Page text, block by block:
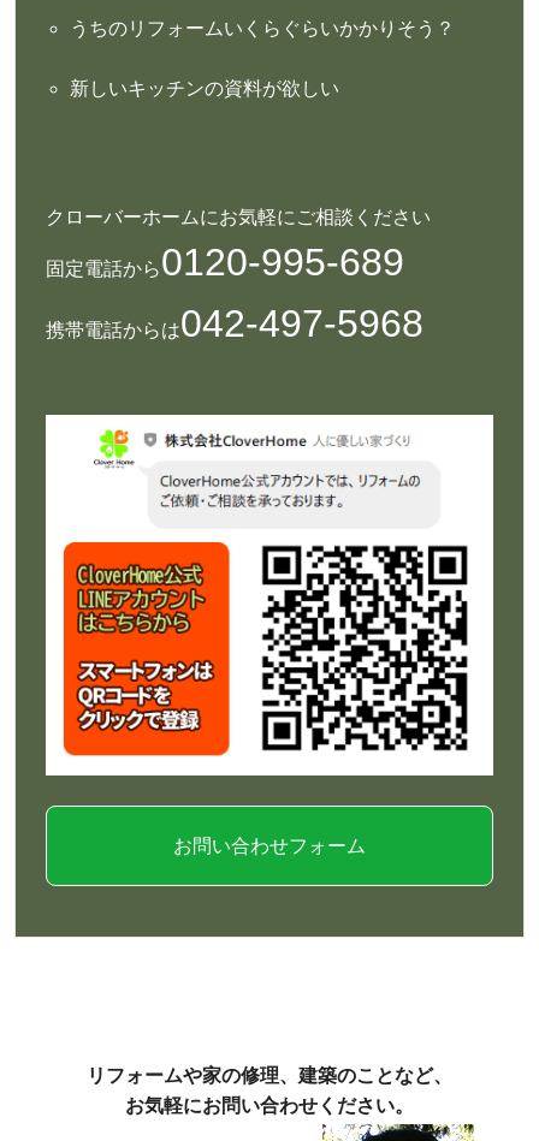
うちのリフォームいくらぐらいかかりそう？
新しいキッチンの資料が欲しい
クローバーホームにお気軽にご相談ください
固定電話から0120-995-689
携帯電話からは042-497-5968
お問い合わせフォーム
リフォームや家の修理、建築のことなど、
お気軽にお問い合わせください。